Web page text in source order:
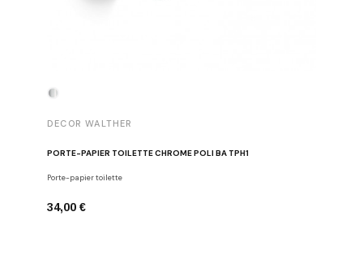
DECOR WALTHER
PORTE-PAPIER TOILETTE CHROME POLI BA TPH1
Porte-papier toilette
34,00 €